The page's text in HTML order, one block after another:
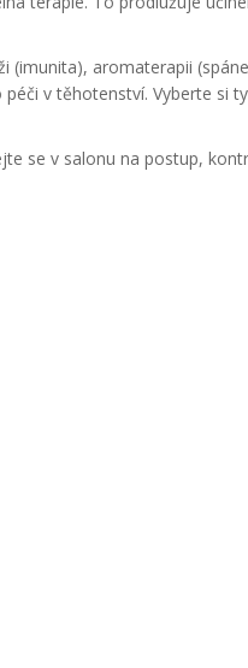
(imunita), aromaterapii
v těhotenství. Vyberte si
se v salonu na postup,